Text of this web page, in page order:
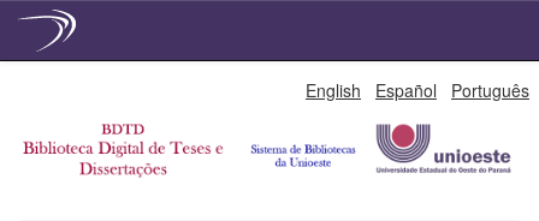
English Español Português